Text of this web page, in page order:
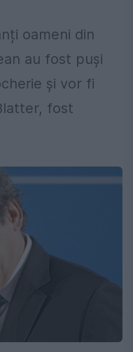
oameni din
au fost puși
și vor fi
fost